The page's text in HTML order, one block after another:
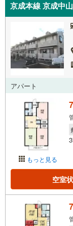
京成本線 京成中
アパート
もっと見る
空室